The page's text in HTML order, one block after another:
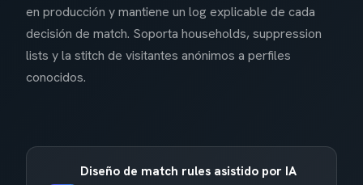
en producción y mantiene un log explicable de cada
decisión de match. Soporta households, suppression
lists y la stitch de visitantes anónimos a perfiles
conocidos.
Diseño de match rules asistido por IA